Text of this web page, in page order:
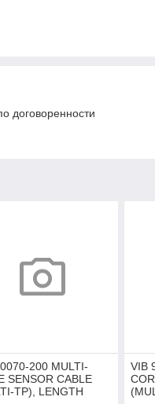
договоренности
200 MULTI-
SENSOR CABLE
TP), LENGTH
VIB